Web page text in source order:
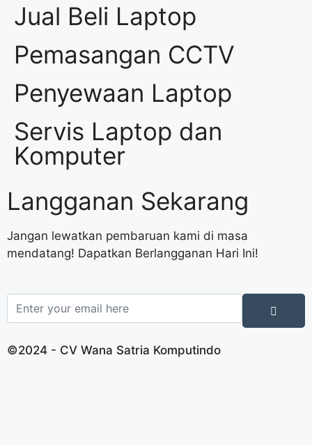
Jual Beli Laptop
Pemasangan CCTV
Penyewaan Laptop
Servis Laptop dan
Komputer
Langganan Sekarang
Jangan lewatkan pembaruan kami di masa
mendatang! Dapatkan Berlangganan Hari Ini!
©2024 - CV Wana Satria Komputindo